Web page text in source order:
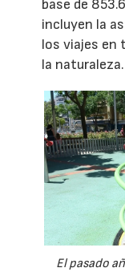
base de
incluyen la
los viajes en
la naturaleza.
El pasado